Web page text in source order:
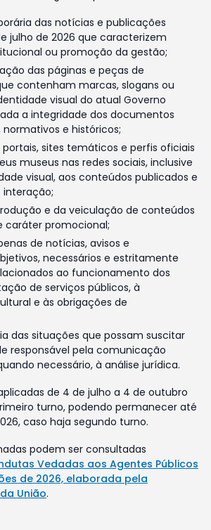
das notícias e publicações
julho de 2026 que caracterizem
ou promoção da gestão;
das páginas e peças de
contenham marcas, slogans ou
visual do atual Governo
a integridade dos documentos
e históricos;
sites temáticos e perfis oficiais
museus nas redes sociais, inclusive
visual, aos conteúdos publicados e
interação;
e da veiculação de conteúdos
caráter promocional;
de notícias, avisos e
necessários e estritamente
ao funcionamento dos
de serviços públicos, à
e às obrigações de
das situações que possam suscitar
responsável pela comunicação
necessário, à análise jurídica.
de 4 de julho a 4 de outubro
turno, podendo permanecer até
caso haja segundo turno.
podem ser consultadas
Vedadas aos Agentes Públicos
de 2026, elaborada pela
União.